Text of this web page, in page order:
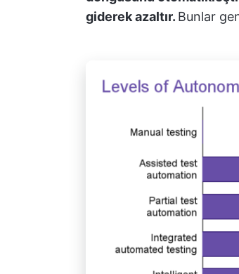
giderek azaltır. Bunlar